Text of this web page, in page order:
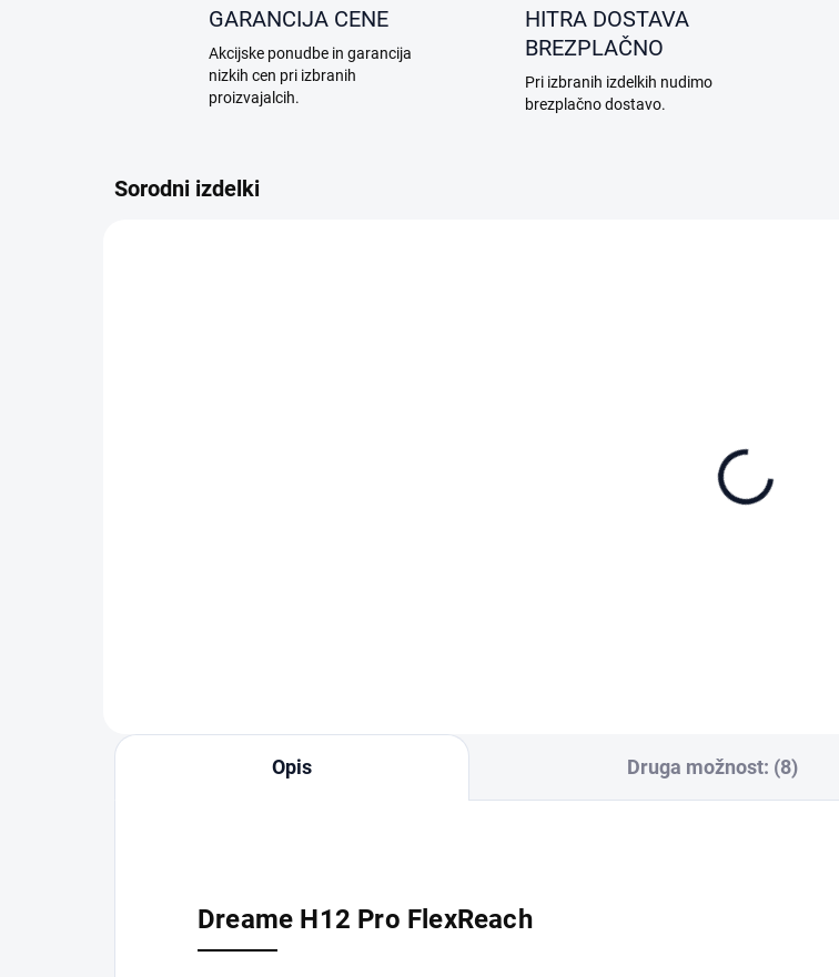
GARANCIJA CENE
Akcijske ponudbe in garancija
nizkih cen pri izbranih
proizvajalcih.
HITRA DOSTAVA
BREZPLAČNO
Pri izbranih izdelkih nudimo
brezplačno dostavo.
Sorodni izdelki
Opis Druga možnost: (8)
Dreame H12 Pro FlexReach